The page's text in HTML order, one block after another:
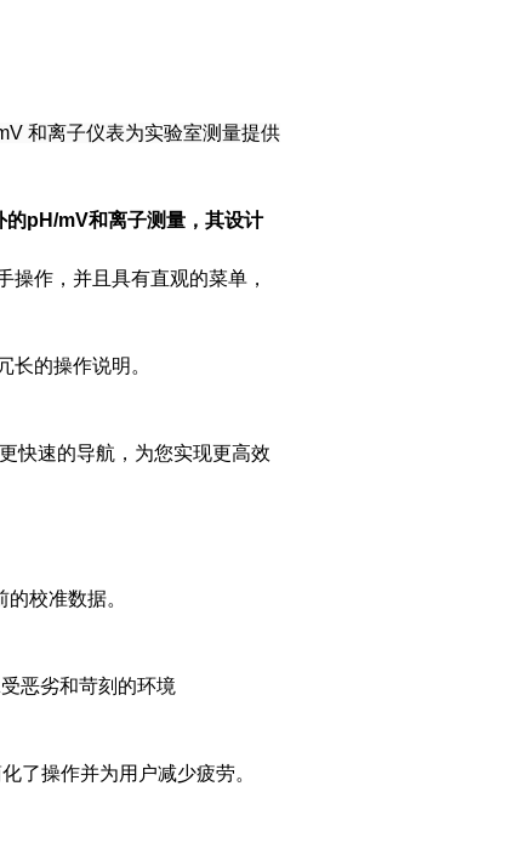
和离子仪表为实验室测量提供
pH/mV和离子测量，其设计
作，并且具有直观的菜单，
长的操作说明。
快速的导航，为您实现更高效
校准数据。
恶劣和苛刻的环境
了操作并为用户减少疲劳。